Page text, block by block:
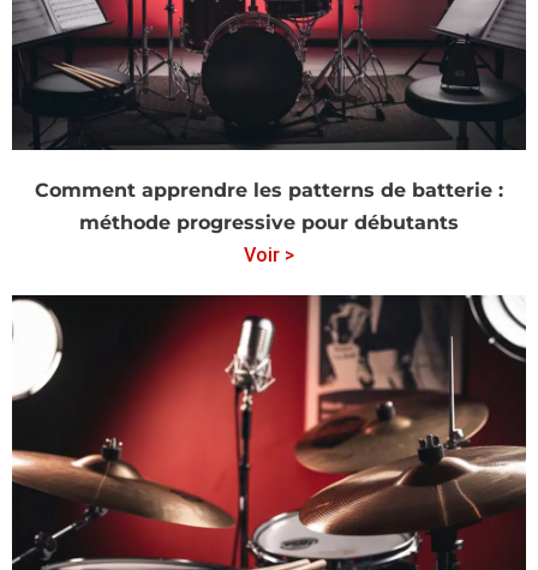
Comment apprendre les patterns de batterie :
méthode progressive pour débutants
Voir >